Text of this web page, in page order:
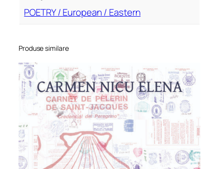
POETRY / European / Eastern
Produse similare